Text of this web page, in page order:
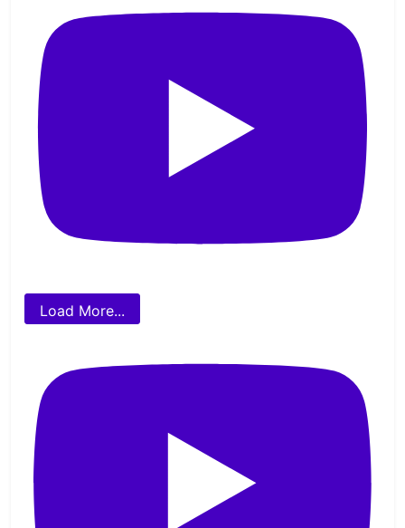
Load More...